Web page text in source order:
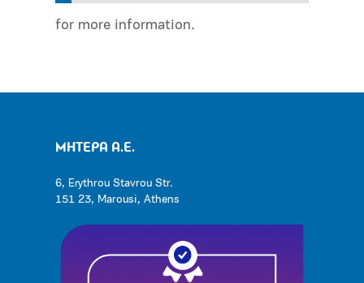
for more information.
ΜΗΤΕΡΑ Α.Ε.
6, Erythrou Stavrou Str.
151 23, Marousi, Athens